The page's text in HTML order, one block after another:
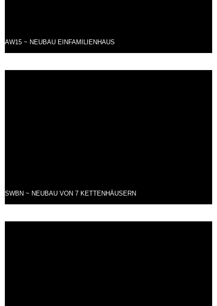
AW15 ~ NEUBAU EINFAMILIENHAUS
SWBN ~ NEUBAU VON 7 KETTENHÄUSERN